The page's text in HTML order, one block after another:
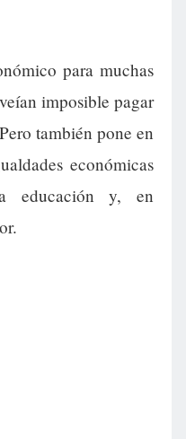
para muchas
imposible pagar
también pone en
económicas
educación y, en